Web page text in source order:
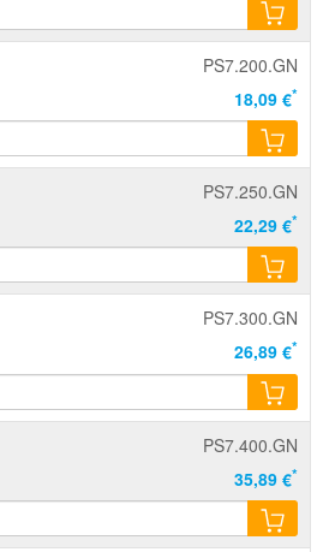
PS7.200.GN
18,09 €*
PS7.250.GN
22,29 €*
PS7.300.GN
26,89 €*
PS7.400.GN
35,89 €*